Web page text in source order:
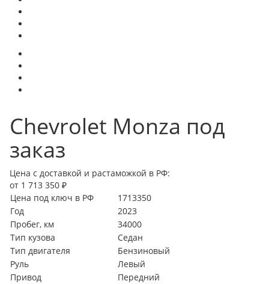
Chevrolet Monza под
заказ
Цена с доставкой и растаможкой в РФ:
от 1 713 350 ₽
Цена под ключ в РФ
1713350
Год
2023
Пробег, км
34000
Тип кузова
Седан
Тип двигателя
Бензиновый
Руль
Левый
Привод
Передний